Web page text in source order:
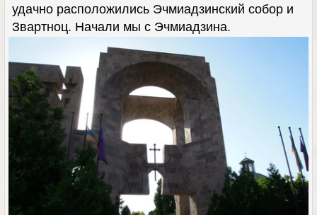
удачно расположились Эчмиадзинский собор и
Звартноц. Начали мы с Эчмиадзина.